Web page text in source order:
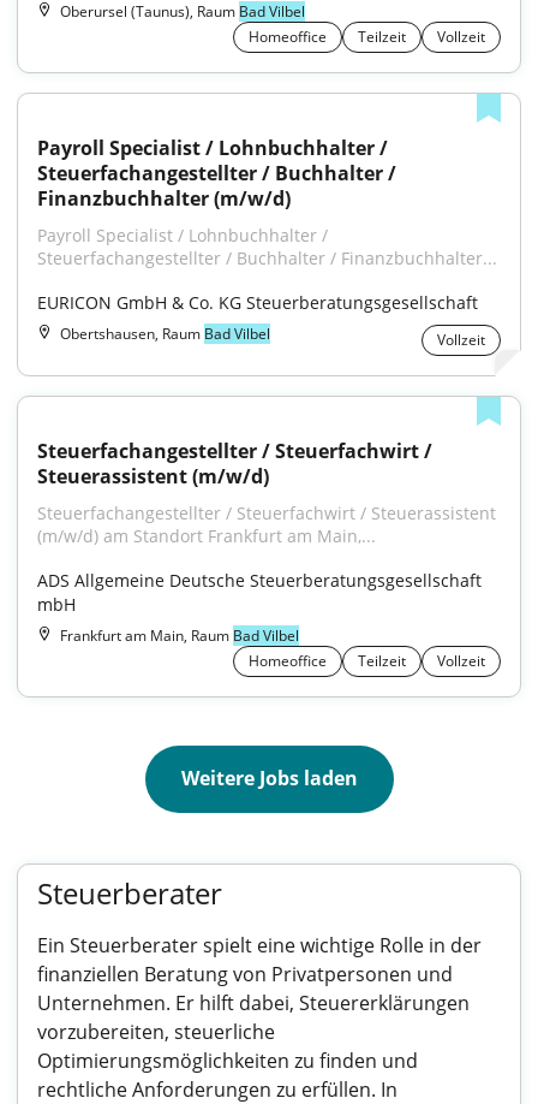
Oberursel (Taunus), Raum Bad Vilbel
Homeoffice
Teilzeit Vollzeit
Payroll Specialist / Lohnbuchhalter /
Steuerfachangestellter / Buchhalter /
Finanzbuchhalter (m/w/d)
Payroll Specialist / Lohnbuchhalter /
Steuerfachangestellter / Buchhalter / Finanzbuchhalter...
EURICON GmbH & Co. KG Steuerberatungsgesellschaft
Obertshausen, Raum Bad Vilbel Vollzeit
Steuerfachangestellter / Steuerfachwirt /
Steuerassistent (m/w/d)
Steuerfachangestellter / Steuerfachwirt / Steuerassistent
(m/w/d) am Standort Frankfurt am Main,...
ADS Allgemeine Deutsche Steuerberatungsgesellschaft
mbH
Frankfurt am Main, Raum Bad Vilbel
Homeoffice
Teilzeit Vollzeit
Weitere Jobs laden
Steuerberater
Ein Steuerberater spielt eine wichtige Rolle in der
finanziellen Beratung von Privatpersonen und
Unternehmen. Er hilft dabei, Steuererklärungen
vorzubereiten, steuerliche
Optimierungsmöglichkeiten zu finden und
rechtliche Anforderungen zu erfüllen. In